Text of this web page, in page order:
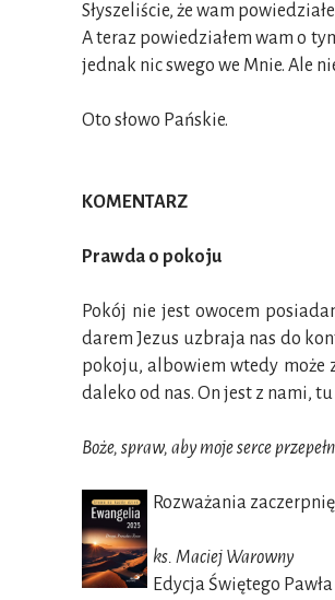
Słyszeliście, że wam
A teraz powiedziałem wam o
jednak nic swego we Mnie. Ale
Oto słowo Pańskie.
KOMENTARZ
Prawda o pokoju
Pokój nie jest owocem
darem Jezus uzbraja nas do
pokoju, albowiem wtedy może
daleko od nas. On jest z nami,
Boże, spraw, aby moje serce
Rozważania
ks. Maciej Warowny
Edycja Świętego Pawła